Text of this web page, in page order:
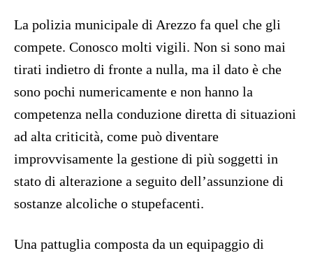
La polizia municipale di Arezzo fa quel che gli
compete. Conosco molti vigili. Non si sono mai
tirati indietro di fronte a nulla, ma il dato è che
sono pochi numericamente e non hanno la
competenza nella conduzione diretta di situazioni
ad alta criticità, come può diventare
improvvisamente la gestione di più soggetti in
stato di alterazione a seguito dell’assunzione di
sostanze alcoliche o stupefacenti.
Una pattuglia composta da un equipaggio di